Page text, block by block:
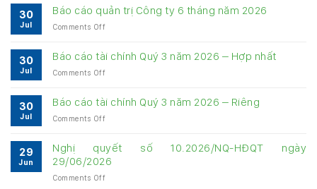
cung
về
ty
6
2026
30
Jul
Báo cáo quản trị Công ty 6 tháng năm 2026
Comments Offon
quản
ty
2026
30
Jul
Báo cáo tài chính Quý 3 năm 2026 – Hợp nhất
Comments Offon
tài
3
năm
2026
30
Jul
Báo cáo tài chính Quý 3 năm 2026 – Riêng
Comments Offon
cáo
tài
chính
Quý
29
Jun
Nghị quyết số 10.2026/NQ-HĐQT ngày
29/06/2026
Comments Offon